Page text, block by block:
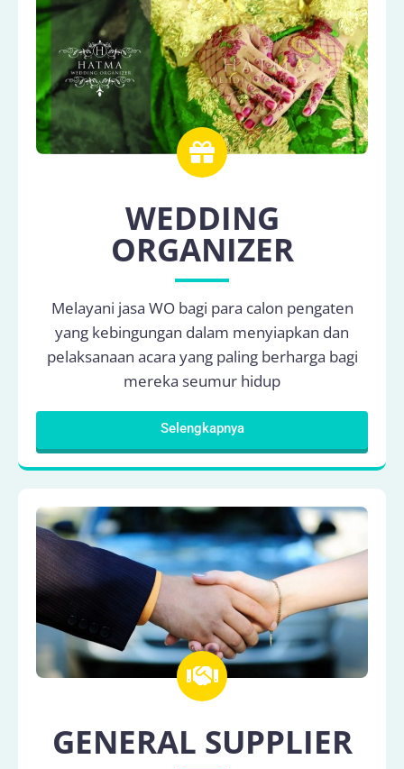
WEDDING
ORGANIZER
Melayani jasa WO bagi para calon pengaten
yang kebingungan dalam menyiapkan dan
pelaksanaan acara yang paling berharga bagi
mereka seumur hidup
Selengkapnya
GENERAL SUPPLIER